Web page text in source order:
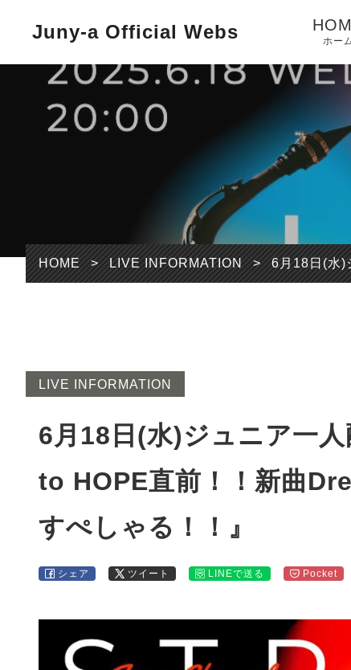
Juny-a Official Webs ホー
HOME > LIVE INFORMATION > 6月18日(水)
LIVE INFORMATION
6月18日(水)ジュニア一
to HOPE直前！！新曲
すぺしゃる！！』
シェア ツイート LINEで送る Pocket